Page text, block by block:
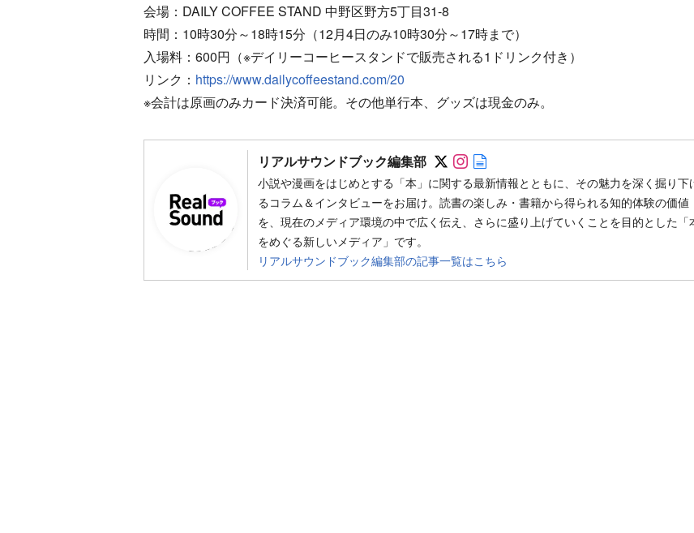
会場：DAILY COFFEE STAND 中野区野方5丁目31-8
時間：10時30分～18時15分（12月4日のみ10時30分～17時まで）
入場料：600円（※デイリーコーヒースタンドで販売される1ドリンク付き）
リンク： https://www.dailycoffeestand.com/20
※会計は原画のみカード決済可能。その他単行本、グッズは現金のみ。
リアルサウンドブック編集部 Follow on SNS
Follow on SNS
小説や漫画をはじめとする「本」に関する最新情報とともに、その魅力を深く掘り下
るコラム＆インタビューをお届け。読書の楽しみ・書籍から得られる知的体験の価値
を、現在のメディア環境の中で広く伝え、さらに盛り上げていくことを目的とした「
をめぐる新しいメディア」です。
リアルサウンドブック編集部の記事一覧はこちら